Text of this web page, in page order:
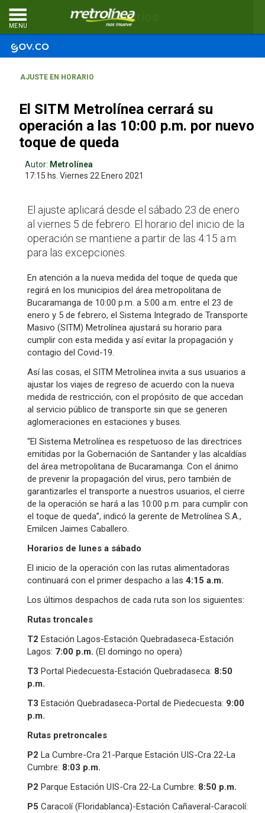
MENU
AJUSTE EN HORARIO
El SITM Metrolínea cerrará su
operación a las 10:00 p.m. por nuevo
toque de queda
Autor: Metrolínea
17:15 hs. Viernes 22 Enero 2021
El ajuste aplicará desde el sábado 23 de enero
al viernes 5 de febrero. El horario del inicio de la
operación se mantiene a partir de las 4:15 a.m.
para las excepciones.
En atención a la nueva medida del toque de queda que
regirá en los municipios del área metropolitana de
Bucaramanga de 10:00 p.m. a 5:00 a.m. entre el 23 de
enero y 5 de febrero, el Sistema Integrado de Transporte
Masivo (SITM) Metrolínea ajustará su horario para
cumplir con esta medida y así evitar la propagación y
contagio del Covid-19.
Así las cosas, el SITM Metrolínea invita a sus usuarios a
ajustar los viajes de regreso de acuerdo con la nueva
medida de restricción, con el propósito de que accedan
al servicio público de transporte sin que se generen
aglomeraciones en estaciones y buses.
“El Sistema Metrolínea es respetuoso de las directrices
emitidas por la Gobernación de Santander y las alcaldías
del área metropolitana de Bucaramanga. Con el ánimo
de prevenir la propagación del virus, pero también de
garantizarles el transporte a nuestros usuarios, el cierre
de la operación se hará a las 10:00 p.m. para cumplir con
el toque de queda”, indicó la gerente de Metrolínea S.A.,
Emilcen Jaimes Caballero.
Horarios de lunes a sábado
El inicio de la operación con las rutas alimentadoras
continuará con el primer despacho a las 4:15 a.m.
Los últimos despachos de cada ruta son los siguientes:
Rutas troncales
T2 Estación Lagos-Estación Quebradaseca-Estación
Lagos: 7:00 p.m. (El domingo no opera)
T3 Portal Piedecuesta-Estación Quebradaseca: 8:50
p.m.
T3 Estación Quebradaseca-Portal de Piedecuesta: 9:00
p.m.
Rutas pretroncales
P2 La Cumbre-Cra 21-Parque Estación UIS-Cra 22-La
Cumbre: 8:03 p.m.
P2 Parque Estación UIS-Cra 22-La Cumbre: 8:50 p.m.
P5 Caracolí (Floridablanca)-Estación Cañaveral-Caracolí:
Comentarios